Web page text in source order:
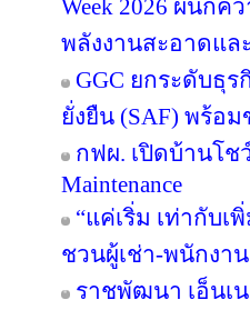
Week 2026 ผนึก
พลังงานสะอาดแล
GGC ยกระดับธุ
ยั่งยืน (SAF) พร้อ
กฟผ. เปิดบ้านโช
Maintenance
“แค่เริ่ม เท่ากับเ
ชวนผู้เช่า-พนักงาน
ราชพัฒนา เอ็นเ